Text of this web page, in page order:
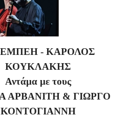
- ΚΑΡΟΛΟΣ
ΚΟΥΚΛΑΚΗΣ
Αντάμα με τους
ΑΡΒΑΝΙΤΗ & ΓΙΩΡΓΟ
ΚΟΝΤΟΓΙΑΝΝΗ